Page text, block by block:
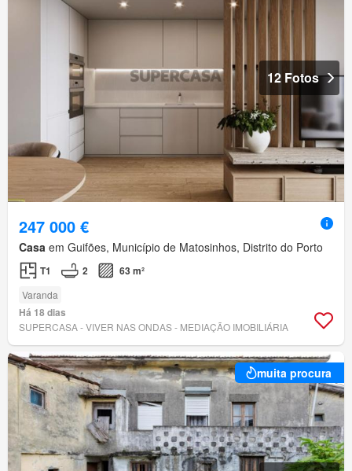
12 Fotos
247 000 €
Casa em Guifões, Município de Matosinhos, Distrito do Porto
T1 2 63 m²
Varanda
Há 18 dias
SUPERCASA - VIVER NAS ONDAS - MEDIAÇÃO IMOBILIÁRIA
muita procura